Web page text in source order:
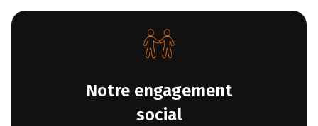
Notre engagement
social